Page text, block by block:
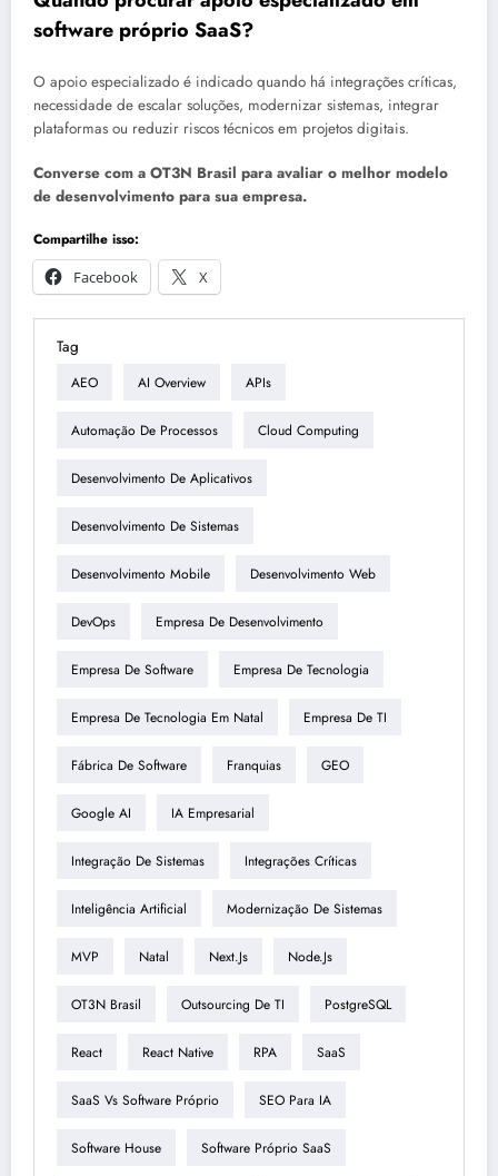
software próprio SaaS?
O apoio especializado é indicado quando há integrações críticas,
necessidade de escalar soluções, modernizar sistemas, integrar
plataformas ou reduzir riscos técnicos em projetos digitais.
Converse com a OT3N Brasil para avaliar o melhor modelo
de desenvolvimento para sua empresa.
Compartilhe isso:
Facebook
X
Tag
AEO AI Overview APIs
Automação De Processos Cloud Computing
Desenvolvimento De Aplicativos
Desenvolvimento De Sistemas
Desenvolvimento Mobile Desenvolvimento Web
DevOps Empresa De Desenvolvimento
Empresa De Software Empresa De Tecnologia
Empresa De Tecnologia Em Natal Empresa De TI
Fábrica De Software Franquias GEO
Google AI IA Empresarial
Integração De Sistemas Integrações Críticas
Inteligência Artificial Modernização De Sistemas
MVP Natal Next.js Node.js
OT3N Brasil Outsourcing De TI PostgreSQL
React React Native RPA SaaS
SaaS Vs Software Próprio SEO Para IA
Software House Software Próprio SaaS